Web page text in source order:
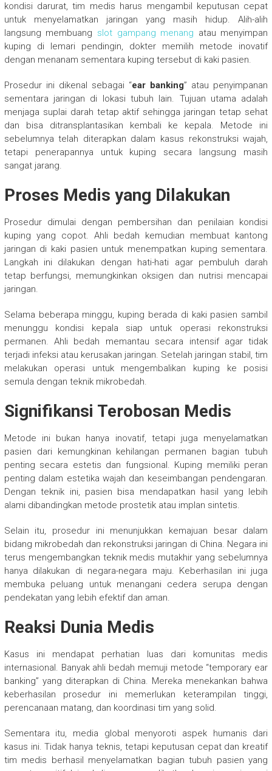
kondisi darurat, tim medis harus mengambil keputusan cepat
untuk menyelamatkan jaringan yang masih hidup. Alih-alih
langsung membuang slot gampang menang atau menyimpan
kuping di lemari pendingin, dokter memilih metode inovatif
dengan menanam sementara kuping tersebut di kaki pasien.
Prosedur ini dikenal sebagai “ear banking” atau penyimpanan
sementara jaringan di lokasi tubuh lain. Tujuan utama adalah
menjaga suplai darah tetap aktif sehingga jaringan tetap sehat
dan bisa ditransplantasikan kembali ke kepala. Metode ini
sebelumnya telah diterapkan dalam kasus rekonstruksi wajah,
tetapi penerapannya untuk kuping secara langsung masih
sangat jarang.
Proses Medis yang Dilakukan
Prosedur dimulai dengan pembersihan dan penilaian kondisi
kuping yang copot. Ahli bedah kemudian membuat kantong
jaringan di kaki pasien untuk menempatkan kuping sementara.
Langkah ini dilakukan dengan hati-hati agar pembuluh darah
tetap berfungsi, memungkinkan oksigen dan nutrisi mencapai
jaringan.
Selama beberapa minggu, kuping berada di kaki pasien sambil
menunggu kondisi kepala siap untuk operasi rekonstruksi
permanen. Ahli bedah memantau secara intensif agar tidak
terjadi infeksi atau kerusakan jaringan. Setelah jaringan stabil, tim
melakukan operasi untuk mengembalikan kuping ke posisi
semula dengan teknik mikrobedah.
Signifikansi Terobosan Medis
Metode ini bukan hanya inovatif, tetapi juga menyelamatkan
pasien dari kemungkinan kehilangan permanen bagian tubuh
penting secara estetis dan fungsional. Kuping memiliki peran
penting dalam estetika wajah dan keseimbangan pendengaran.
Dengan teknik ini, pasien bisa mendapatkan hasil yang lebih
alami dibandingkan metode prostetik atau implan sintetis.
Selain itu, prosedur ini menunjukkan kemajuan besar dalam
bidang mikrobedah dan rekonstruksi jaringan di China. Negara ini
terus mengembangkan teknik medis mutakhir yang sebelumnya
hanya dilakukan di negara-negara maju. Keberhasilan ini juga
membuka peluang untuk menangani cedera serupa dengan
pendekatan yang lebih efektif dan aman.
Reaksi Dunia Medis
Kasus ini mendapat perhatian luas dari komunitas medis
internasional. Banyak ahli bedah memuji metode “temporary ear
banking” yang diterapkan di China. Mereka menekankan bahwa
keberhasilan prosedur ini memerlukan keterampilan tinggi,
perencanaan matang, dan koordinasi tim yang solid.
Sementara itu, media global menyoroti aspek humanis dari
kasus ini. Tidak hanya teknis, tetapi keputusan cepat dan kreatif
tim medis berhasil menyelamatkan bagian tubuh pasien yang